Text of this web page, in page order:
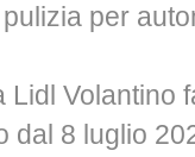
per
Lidl Volantino
dal 8 luglio